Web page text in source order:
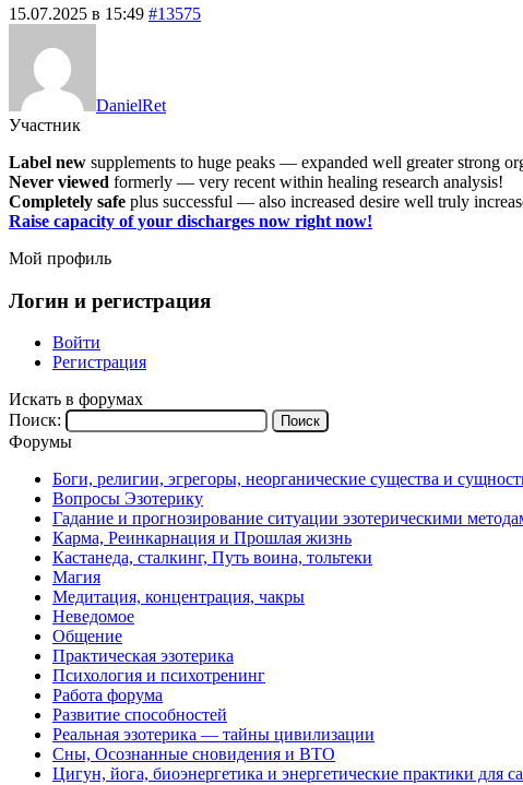
15.07.2025 в 15:49 #13575
DanielRet
Участник
Label new supplements to huge peaks — expanded well greater strong
Never viewed formerly — very recent within healing research analysis!
Completely safe plus successful — also increased desire well truly
Raise capacity of your discharges now right now!
Мой профиль
Логин и регистрация
Войти
Регистрация
Искать в форумах
Поиск:
Форумы
Боги, религии, эгрегоры, неорганические существа и
Вопросы Эзотерику
Гадание и прогнозирование ситуации эзотерическими
Карма, Реинкарнация и Прошлая жизнь
Кастанеда, сталкинг, Путь воина, тольтеки
Магия
Медитация, концентрация, чакры
Неведомое
Общение
Практическая эзотерика
Психология и психотренинг
Работа форума
Развитие способностей
Реальная эзотерика — тайны цивилизации
Сны, Осознанные сновидения и ВТО
Цигун, йога, биоэнергетика и энергетические практики для